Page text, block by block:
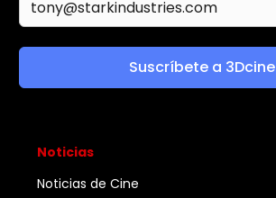
Suscríbete a 3Dcine
Noticias
Noticias de Cine